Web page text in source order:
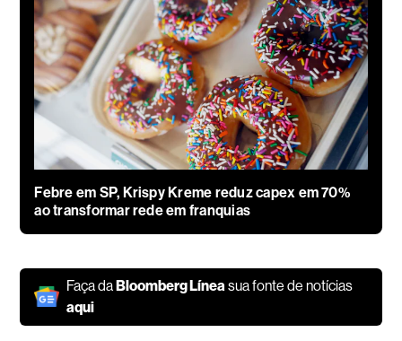
Febre em SP, Krispy Kreme reduz capex em 70%
ao transformar rede em franquias
Faça daBloomberg Línea sua fonte de notícias
aqui